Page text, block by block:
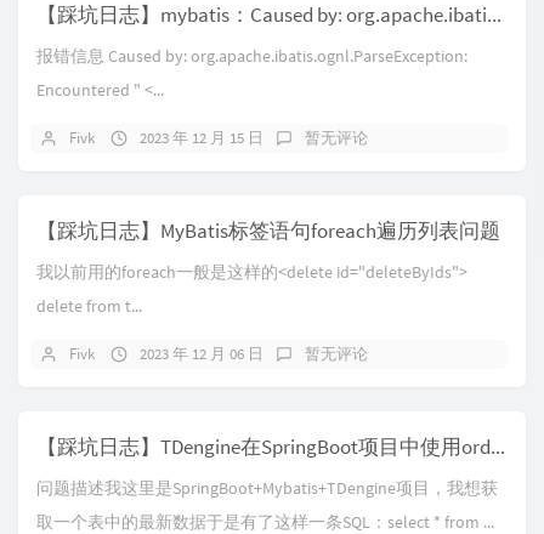
【踩坑日志】mybatis：Caused by: org.apache.ibatis.ognl.ParseException: Encountered " <IDENT> "AND "" at line
报错信息 Caused by: org.apache.ibatis.ognl.ParseException:
Encountered " <...
Fivk 2023 年 12 月 15 日 暂无评论
【踩坑日志】MyBatis标签语句foreach遍历列表问题
我以前用的foreach一般是这样的<delete id="deleteByIds">
delete from t...
Fivk 2023 年 12 月 06 日 暂无评论
【踩坑日志】TDengine在SpringBoot项目中使用order by ts desc limit 1出现错误
问题描述我这里是SpringBoot+Mybatis+TDengine项目，我想获
取一个表中的最新数据于是有了这样一条SQL：select * from ...